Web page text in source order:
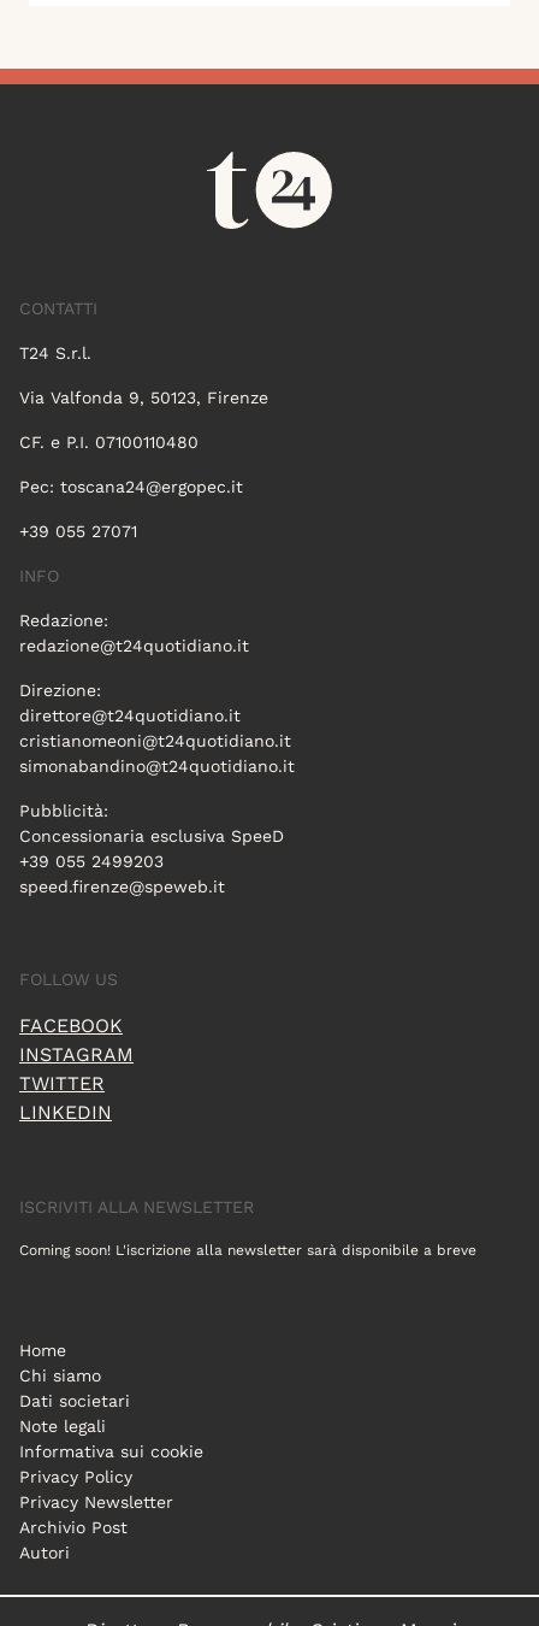
CONTATTI
T24 S.r.l.
Via Valfonda 9, 50123, Firenze
CF. e P.I. 07100110480
Pec: toscana24@ergopec.it
+39 055 27071
INFO
Redazione:
redazione@t24quotidiano.it
Direzione:
direttore@t24quotidiano.it
cristianomeoni@t24quotidiano.it
simonabandino@t24quotidiano.it
Pubblicità:
Concessionaria esclusiva SpeeD
+39 055 2499203
speed.firenze@speweb.it
FOLLOW US
FACEBOOK
INSTAGRAM
TWITTER
LINKEDIN
ISCRIVITI ALLA NEWSLETTER
Coming soon! L'iscrizione alla newsletter sarà disponibile a breve
Home
Chi siamo
Dati societari
Note legali
Informativa sui cookie
Privacy Policy
Privacy Newsletter
Archivio Post
Autori